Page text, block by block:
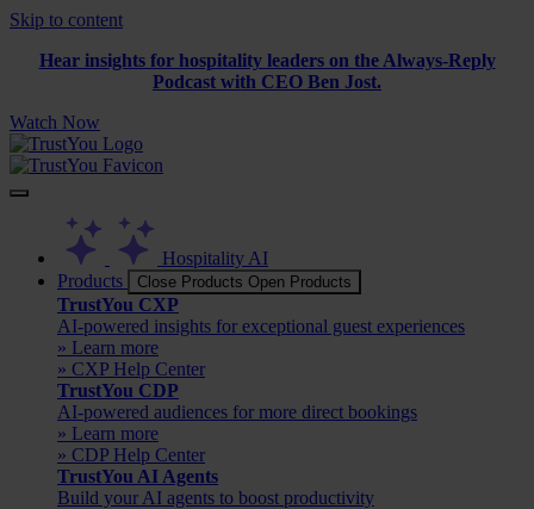
Skip to content
Hear insights for hospitality leaders on the Always-Reply
Podcast with CEO Ben Jost.
Watch Now
Hospitality AI
Products
Close Products Open Products
TrustYou CXP
AI-powered insights for exceptional guest experiences
» Learn more
» CXP Help Center
TrustYou CDP
AI-powered audiences for more direct bookings
» Learn more
» CDP Help Center
TrustYou AI Agents
Build your AI agents to boost productivity